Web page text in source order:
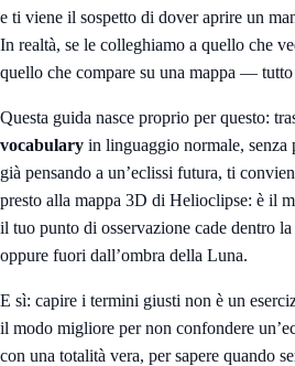
e ti viene il sospetto di dover aprire un
In realtà, se le colleghiamo a quello che
quello che compare su una mappa —
Questa guida nasce proprio per questo:
vocabulary in linguaggio normale, senza
già pensando a un’eclissi futura, ti
presto alla mappa 3D di Helioclipse: è il
il tuo punto di osservazione cade dentro
oppure fuori dall’ombra della Luna.
E sì: capire i termini giusti non è un
il modo migliore per non confondere
con una totalità vera, per sapere quando